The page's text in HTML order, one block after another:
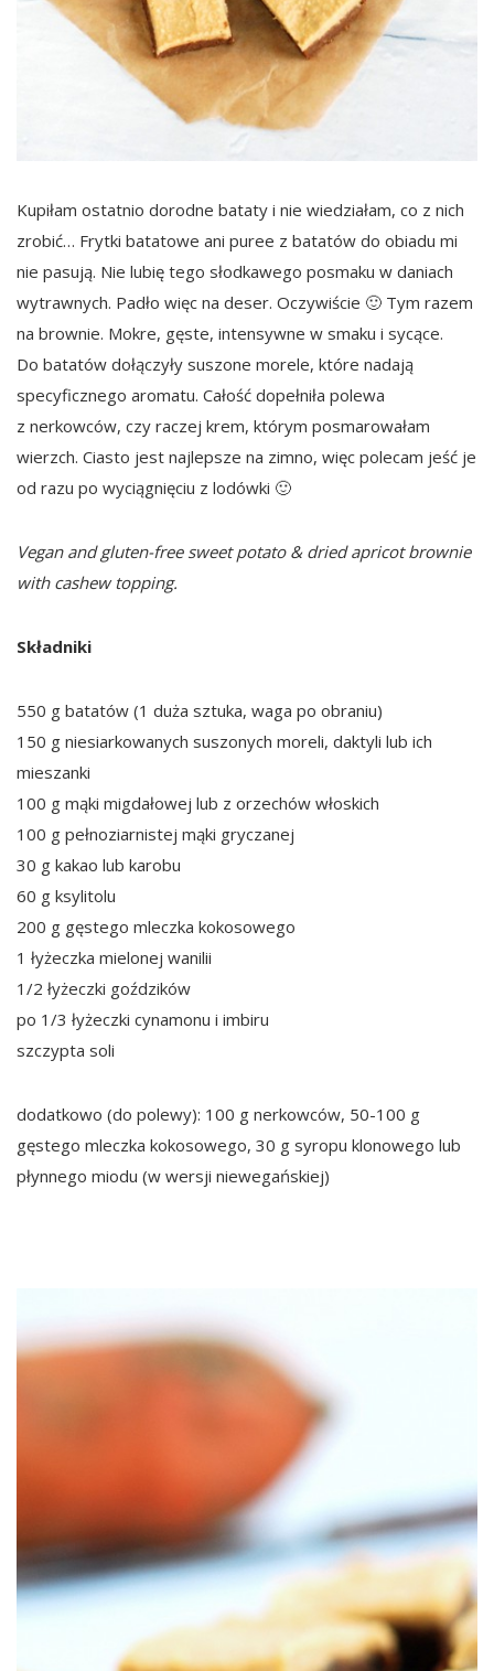
Kupiłam ostatnio dorodne bataty i nie wiedziałam, co z nich
zrobić… Frytki batatowe ani puree z batatów do obiadu mi
nie pasują. Nie lubię tego słodkawego posmaku w daniach
wytrawnych. Padło więc na deser. Oczywiście 🙂 Tym razem
na brownie. Mokre, gęste, intensywne w smaku i sycące.
Do batatów dołączyły suszone morele, które nadają
specyficznego aromatu. Całość dopełniła polewa
z nerkowców, czy raczej krem, którym posmarowałam
wierzch. Ciasto jest najlepsze na zimno, więc polecam jeść je
od razu po wyciągnięciu z lodówki 🙂
Vegan and gluten-free sweet potato & dried apricot brownie
with cashew topping.
Składniki
550 g batatów (1 duża sztuka, waga po obraniu)
150 g niesiarkowanych suszonych moreli, daktyli lub ich
mieszanki
100 g mąki migdałowej lub z orzechów włoskich
100 g pełnoziarnistej mąki gryczanej
30 g kakao lub karobu
60 g ksylitolu
200 g gęstego mleczka kokosowego
1 łyżeczka mielonej wanilii
1/2 łyżeczki goździków
po 1/3 łyżeczki cynamonu i imbiru
szczypta soli
dodatkowo (do polewy): 100 g nerkowców, 50-100 g
gęstego mleczka kokosowego, 30 g syropu klonowego lub
płynnego miodu (w wersji niewegańskiej)